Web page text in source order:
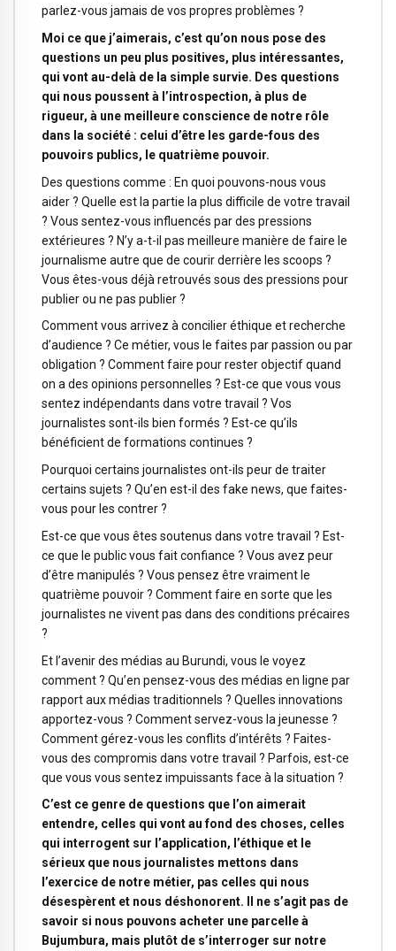
parlez-vous jamais de vos propres problèmes ?
Moi ce que j’aimerais, c’est qu’on nous pose des
questions un peu plus positives, plus intéressantes,
qui vont au-delà de la simple survie. Des questions
qui nous poussent à l’introspection, à plus de
rigueur, à une meilleure conscience de notre rôle
dans la société : celui d’être les garde-fous des
pouvoirs publics, le quatrième pouvoir.
Des questions comme : En quoi pouvons-nous vous
aider ? Quelle est la partie la plus difficile de votre travail
? Vous sentez-vous influencés par des pressions
extérieures ? N’y a-t-il pas meilleure manière de faire le
journalisme autre que de courir derrière les scoops ?
Vous êtes-vous déjà retrouvés sous des pressions pour
publier ou ne pas publier ?
Comment vous arrivez à concilier éthique et recherche
d’audience ? Ce métier, vous le faites par passion ou par
obligation ? Comment faire pour rester objectif quand
on a des opinions personnelles ? Est-ce que vous vous
sentez indépendants dans votre travail ? Vos
journalistes sont-ils bien formés ? Est-ce qu’ils
bénéficient de formations continues ?
Pourquoi certains journalistes ont-ils peur de traiter
certains sujets ? Qu’en est-il des fake news, que faites-
vous pour les contrer ?
Est-ce que vous êtes soutenus dans votre travail ? Est-
ce que le public vous fait confiance ? Vous avez peur
d’être manipulés ? Vous pensez être vraiment le
quatrième pouvoir ? Comment faire en sorte que les
journalistes ne vivent pas dans des conditions précaires
?
Et l’avenir des médias au Burundi, vous le voyez
comment ? Qu’en pensez-vous des médias en ligne par
rapport aux médias traditionnels ? Quelles innovations
apportez-vous ? Comment servez-vous la jeunesse ?
Comment gérez-vous les conflits d’intérêts ? Faites-
vous des compromis dans votre travail ? Parfois, est-ce
que vous vous sentez impuissants face à la situation ?
C’est ce genre de questions que l’on aimerait
entendre, celles qui vont au fond des choses, celles
qui interrogent sur l’application, l’éthique et le
sérieux que nous journalistes mettons dans
l’exercice de notre métier, pas celles qui nous
désespèrent et nous déshonorent. Il ne s’agit pas de
savoir si nous pouvons acheter une parcelle à
Bujumbura, mais plutôt de s’interroger sur notre